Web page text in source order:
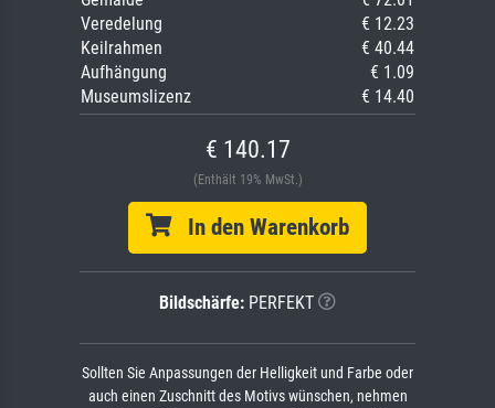
Veredelung
€ 12.23
Keilrahmen
€ 40.44
Aufhängung
€ 1.09
Museumslizenz
€ 14.40
€ 140.17
(Enthält 19% MwSt.)
In den Warenkorb
Bildschärfe: PERFEKT
Sollten Sie Anpassungen der Helligkeit und Farbe oder
auch einen Zuschnitt des Motivs wünschen, nehmen